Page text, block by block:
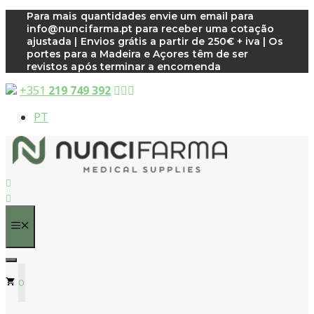
Saltar
para
conteúdo
Para mais quantidades envie um email para
info@nuncifarma.pt para receber uma cotação
ajustada | Envios grátis a partir de 250€ + iva | Os
portes para a Madeira e Açores têm de ser
revistos após terminar a encomenda
+351 219 749 392
PT
0